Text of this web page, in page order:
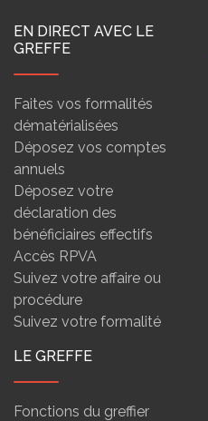
EN DIRECT AVEC LE
GREFFE
Faites vos formalités
dématérialisées
Déposez vos comptes
annuels
Déposez votre
déclaration des
bénéficiaires effectifs
Accès RPVA
Suivez votre affaire ou
procédure
Suivez votre formalité
LE GREFFE
Fonctions du greffier